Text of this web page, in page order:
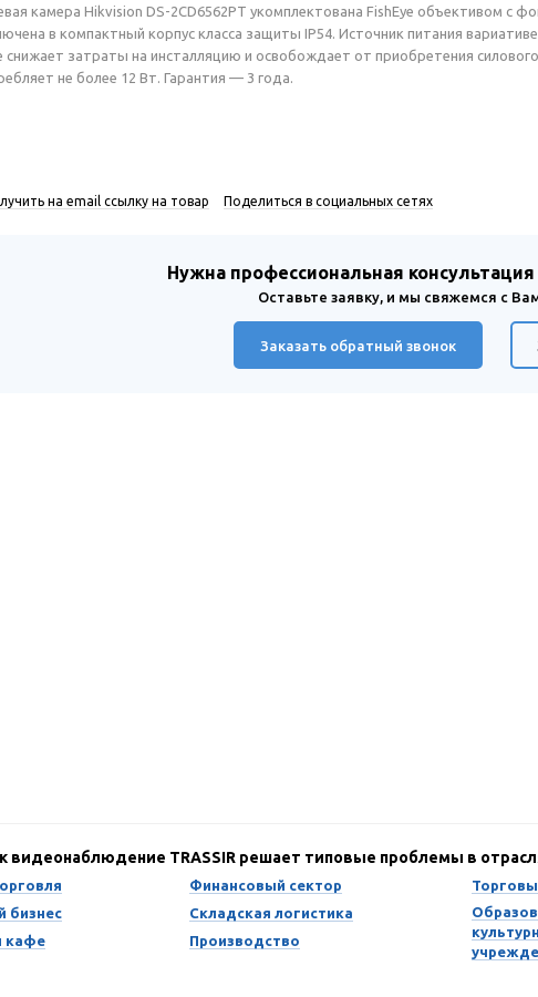
камера Hikvision DS-2CD6562PT укомплектована FishEye объективом с
в компактный корпус класса защиты IP54. Источник питания
снижает затраты на инсталляцию и освобождает от приобретения
не более 12 Вт. Гарантия — 3 года.
на email ссылку на товар Поделиться в социальных сетях
Нужна профессиональная
Оставьте заявку, и мы свяжемся с
Заказать обратный звонок
видеонаблюдение TRASSIR решает типовые проблемы в
бизнес
кафе
Финансовый сектор
Складская логистика
Производство